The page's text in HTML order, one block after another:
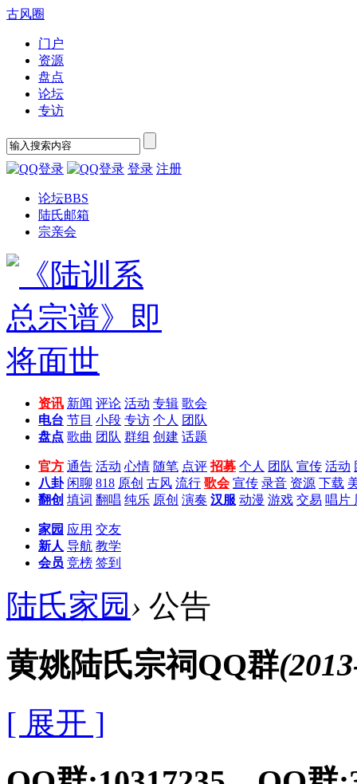
古风圈
门户
资源
盘点
论坛
专访
登录 注册
论坛BBS
陆氏邮箱
宗亲会
资讯 新闻 评论 活动 专辑 歌会
电台 节目 小段 专访 个人 团队
盘点 歌曲 团队 群组 创建 话题
官方 通告 活动 心情 随笔 点评 招募 个人 团队 宣传 活动
八卦 闲聊 818 原创 古风 流行 歌会 宣传 录音 资源 下载
翻创 填词 翻唱 纯乐 原创 演奏 汉服 动漫 游戏 交易 唱片
家园 应用 交友
新人 导航 教学
会员 竞榜 签到
陆氏家园› 公告
黄姚陆氏宗祠QQ群
[ 展开 ]